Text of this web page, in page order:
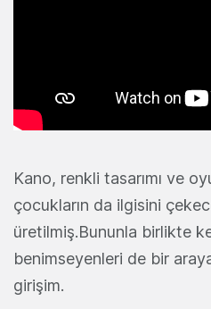
Kano, renkli tasarımı ve
çocukların da ilgisini
üretilmiş.Bununla birlikte
benimseyenleri de bir
girişim.